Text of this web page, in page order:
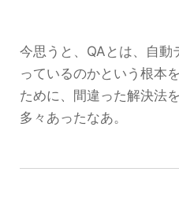
今思うと、QAとは、自動
っているのかという根本
ために、間違った解決法
多々あったなあ。